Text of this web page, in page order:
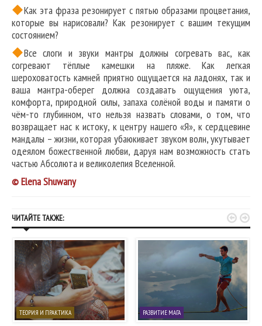
Как эта фраза резонирует с пятью образами процветания,
которые вы нарисовали? Как резонирует с вашим текущим
состоянием?
Все слоги и звуки мантры должны согревать вас, как
согревают тёплые камешки на пляже. Как легкая
шероховатость камней приятно ощущается на ладонях, так и
ваша мантра-оберег должна создавать ощущения уюта,
комфорта, природной силы, запаха солёной воды и памяти о
чём-то глубинном, что нельзя назвать словами, о том, что
возвращает нас к истоку, к центру нашего «Я», к сердцевине
мандалы – жизни, которая убаюкивает звуком волн, укутывает
одеялом божественной любви, даруя нам возможность стать
частью Абсолюта и великолепия Вселенной.
© Elena Shuwany
ЧИТАЙТЕ ТАКЖЕ:
ТЕОРИЯ И ПРАКТИКА РАЗВИТИЕ МАГА
 